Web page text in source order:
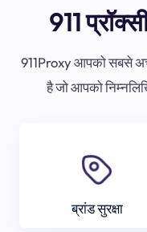
911
911Proxy आपको सबसे
है जो आपको
ब्रांड सुरक्षा